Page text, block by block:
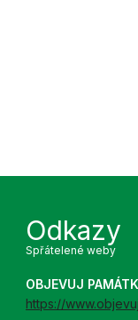
Odkazy
Spřátelené weby
OBJEVUJ
https://